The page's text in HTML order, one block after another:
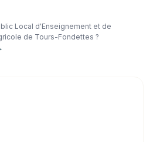
Local d'Enseignement et de
de Tours-Fondettes ?